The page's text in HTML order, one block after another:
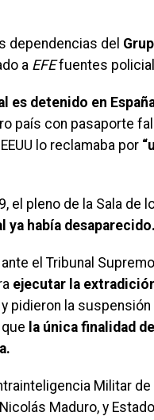
dependencias del
a EFEfuentes
es detenido en
país con pasaporte
lo reclamaba por
el pleno de la Sala de
ya había desaparecido.
el Tribunal
ejecutar la
y pidieron la
la única finalidad
Militar
Maduro, y